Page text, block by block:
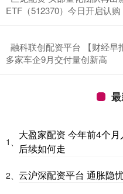
ETF（512370）今日开启认购
融科联创配资平台 【财经早
多家车企9月交付量创新高
1、
大盈家配资 今年前4个
后续如何走
2、 云沪深配资平台 通胀隐